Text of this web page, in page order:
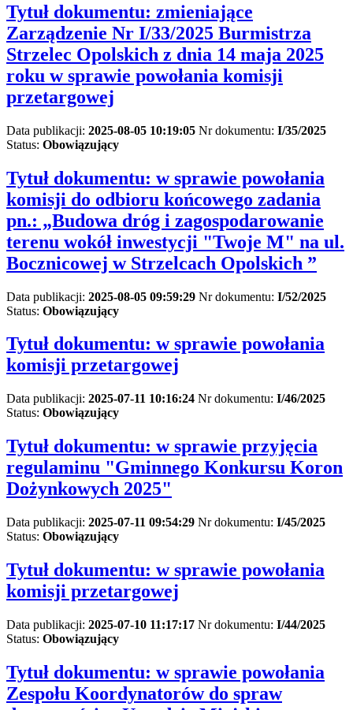
Tytuł dokumentu: zmieniające
Zarządzenie Nr I/33/2025 Burmistrza
Strzelec Opolskich z dnia 14 maja 2025
roku w sprawie powołania komisji
przetargowej
Data publikacji: 2025-08-05 10:19:05 Nr dokumentu: I/35/2025
Status: Obowiązujący
Tytuł dokumentu: w sprawie powołania
komisji do odbioru końcowego zadania
pn.: „Budowa dróg i zagospodarowanie
terenu wokół inwestycji "Twoje M" na ul.
Bocznicowej w Strzelcach Opolskich ”
Data publikacji: 2025-08-05 09:59:29 Nr dokumentu: I/52/2025
Status: Obowiązujący
Tytuł dokumentu: w sprawie powołania
komisji przetargowej
Data publikacji: 2025-07-11 10:16:24 Nr dokumentu: I/46/2025
Status: Obowiązujący
Tytuł dokumentu: w sprawie przyjęcia
regulaminu "Gminnego Konkursu Koron
Dożynkowych 2025"
Data publikacji: 2025-07-11 09:54:29 Nr dokumentu: I/45/2025
Status: Obowiązujący
Tytuł dokumentu: w sprawie powołania
komisji przetargowej
Data publikacji: 2025-07-10 11:17:17 Nr dokumentu: I/44/2025
Status: Obowiązujący
Tytuł dokumentu: w sprawie powołania
Zespołu Koordynatorów do spraw